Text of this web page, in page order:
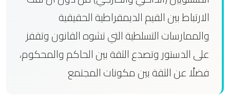
الارتباط بين القيم الديمقراطية الحقيقية
والممارسات التسلطية التي تشوه القانون وتقفز
على الدستور وتصدع الثقة بين الحاكم والمحكوم،
فضلًا عن الثقة بين مكونات المجتمع